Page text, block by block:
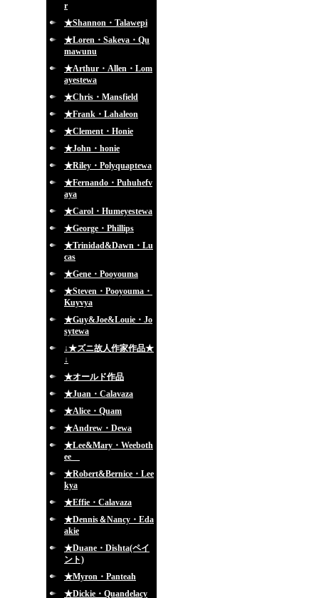
r
★Shannon・Talawepi
★Loren・Sakeva・Qu
mawunu
★Arthur・Allen・Lom
ayestewa
★Chris・Mansfield
★Frank・Lahaleon
★Clement・Honie
★John・honie
★Riley・Polyquaptewa
★Fernando・Puhuhefv
aya
★Carol・Humeyestewa
★George・Phillips
★Trinidad&Dawn・Lu
cas
★Gene・Pooyouma
★Steven・Pooyouma・
Kuyvya
★Guy&Joe&Louie・Jo
sytewa
↓★ズニ故人作家作品★
↓
★オールド作品
★Juan・Calavaza
★Alice・Quam
★Andrew・Dewa
★Lee&Mary・Weeboth
ee
★Robert&Bernice・Lee
kya
★Effie・Calavaza
★Dennis＆Nancy・Eda
akie
★Duane・Dishta(ペイ
ント)
★Myron・Panteah
★Dickie・Quandelacy